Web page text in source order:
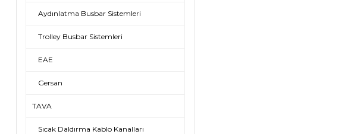
Aydınlatma Busbar Sistemleri
Trolley Busbar Sistemleri
EAE
Gersan
TAVA
Sıcak Daldırma Kablo Kanalları